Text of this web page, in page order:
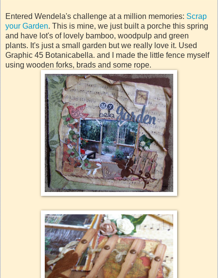
Entered Wendela's challenge at a million memories: Scrap
your Garden. This is mine, we just built a porche this spring
and have lot's of lovely bamboo, woodpulp and green
plants. It's just a small garden but we really love it. Used
Graphic 45 Botanicabella. and I made the little fence myself
using wooden forks, brads and some rope.